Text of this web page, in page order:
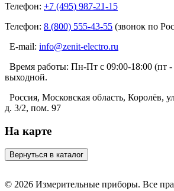
Телефон: +7 (495) 987-21-15
Телефон: 8 (800) 555-43-55 (звонок по
E-mail: info@zenit-electro.ru
Время работы: Пн-Пт с 09:00-18:00 (пт
выходной.
Россия, Московская область, Королёв,
д. 3/2, пом. 97
На карте
© 2026 Измерительные приборы. Все